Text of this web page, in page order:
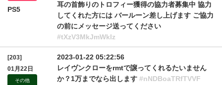
PS5
耳の首飾りのトロフィー獲得の協力者募集中 協力
してくれた方には バールーン差し上げます ご協力
の前にメッセージ送ってください
#tXzV3MkJmWklz
[203]
01月22日
その他
2023-01-22 05:22:56
レイヴンクローをrmtで譲ってくれるたいません
か？1万までなら出します #nNDBoaTRfTVVF